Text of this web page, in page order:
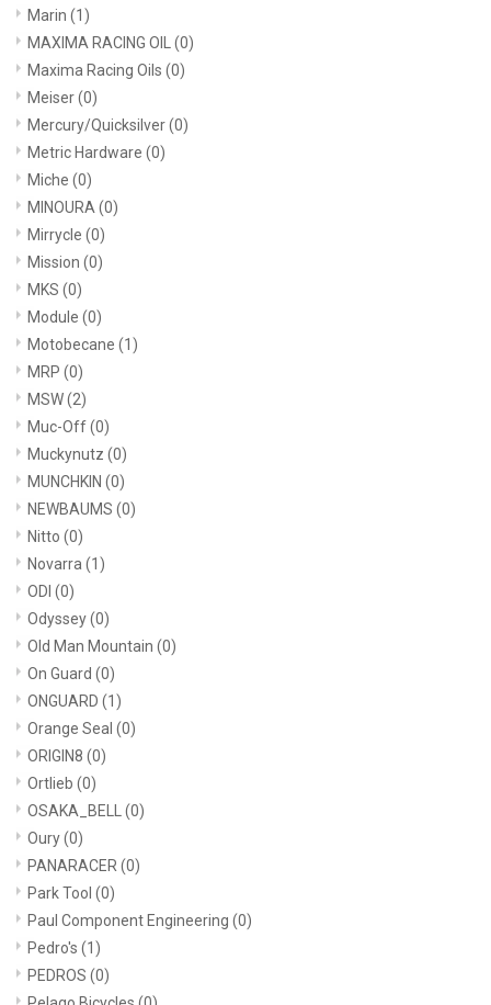
Marin (1)
MAXIMA RACING OIL (0)
Maxima Racing Oils (0)
Meiser(0)
Mercury/Quicksilver(0)
Metric Hardware (0)
Miche (0)
MINOURA (0)
Mirrycle (0)
Mission (0)
MKS (0)
Module (0)
Motobecane (1)
MRP (0)
MSW(2)
Muc-Off(0)
Muckynutz (0)
MUNCHKIN (0)
NEWBAUMS (0)
Nitto (0)
Novarra (1)
ODI (0)
Odyssey(0)
Old Man Mountain (0)
On Guard (0)
ONGUARD (1)
Orange Seal (0)
ORIGIN8 (0)
Ortlieb (0)
OSAKA_BELL (0)
Oury(0)
PANARACER (0)
Park Tool (0)
Paul Component Engineering (0)
Pedro's (1)
PEDROS (0)